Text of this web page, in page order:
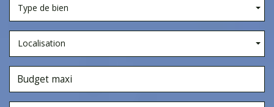
Type de bien
Localisation